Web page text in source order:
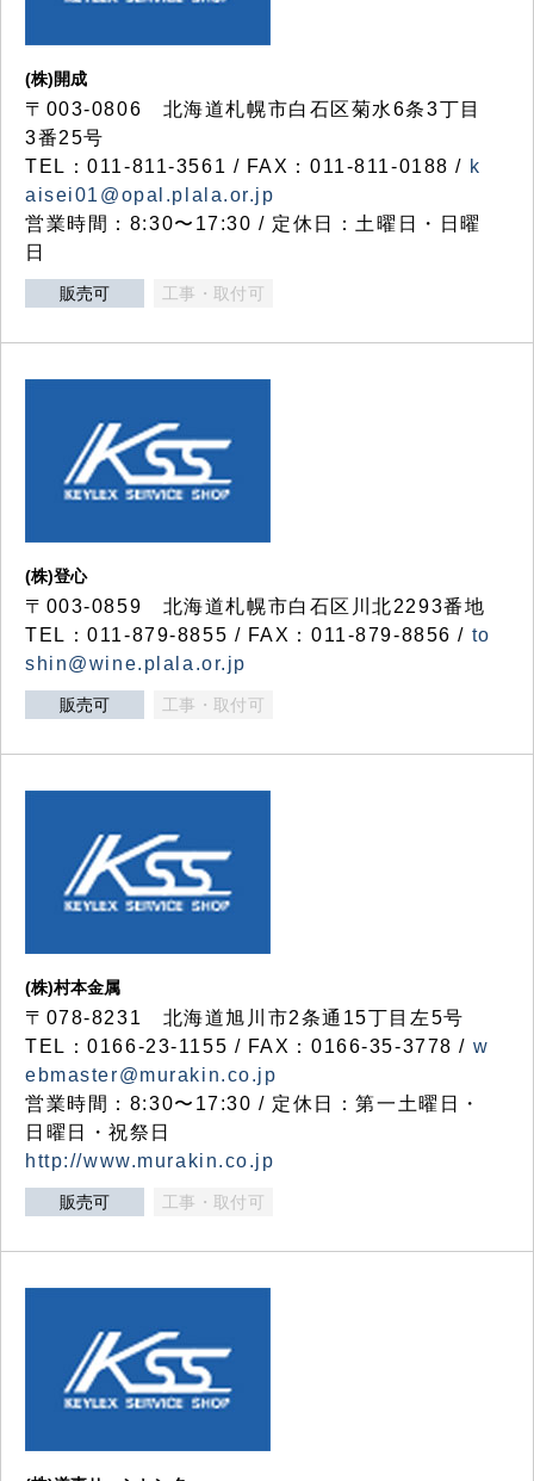
(株)開成
〒003-0806 北海道札幌市白石区菊水6条3丁目
3番25号
TEL：011-811-3561 / FAX：011-811-0188 / k
aisei01@opal.plala.or.jp
営業時間：8:30〜17:30 / 定休日：土曜日・日曜
日
販売可 工事・取付可
(株)登心
〒003-0859 北海道札幌市白石区川北2293番地
TEL：011-879-8855 / FAX：011-879-8856 / to
shin@wine.plala.or.jp
販売可 工事・取付可
(株)村本金属
〒078-8231 北海道旭川市2条通15丁目左5号
TEL：0166-23-1155 / FAX：0166-35-3778 / w
ebmaster@murakin.co.jp
営業時間：8:30〜17:30 / 定休日：第一土曜日・
日曜日・祝祭日
http://www.murakin.co.jp
販売可 工事・取付可